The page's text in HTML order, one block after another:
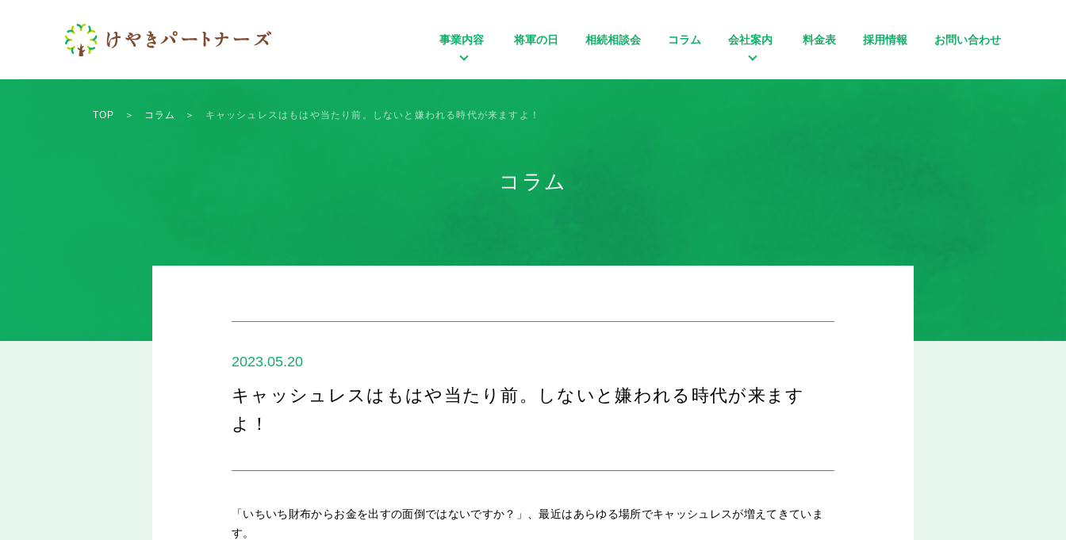
事業内容 将軍の日 相続相談会 コラム 会社案内 料金表 採用情報 お問い合わせ
TOP ＞ コラム ＞ キャッシュレスはもはや当たり前。しないと嫌われる時代が来ますよ！
コラム
2023.05.20
キャッシュレスはもはや当たり前。しないと嫌われる時代が来ます
よ！
「いちいち財布からお金を出すの面倒ではないですか？」、最近はあらゆる場所でキャッシュレスが増えてきていま
す。